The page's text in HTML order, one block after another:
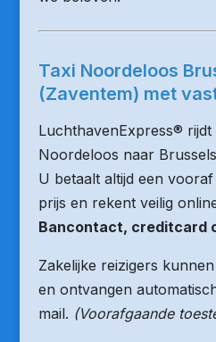
Taxi Noordeloos
(Zaventem) met
LuchthavenExpress® rijdt
Noordeloos naar
U betaalt altijd een
prijs en rekent veilig
Bancontact, creditcard
Zakelijke reizigers kunnen
en ontvangen
mail. (Voorafgaande